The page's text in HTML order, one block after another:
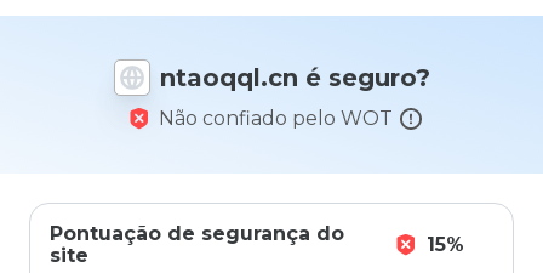
ntaoqql.cn é seguro?
Não confiado pelo WOT
Pontuação de segurança do
site
15%
que